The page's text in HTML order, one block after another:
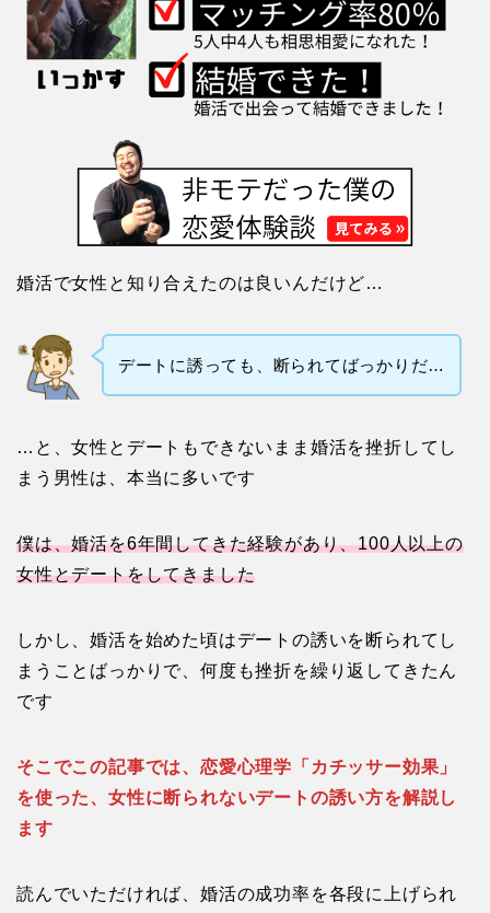
婚活で女性と知り合えたのは良いんだけど…
デートに誘っても、断られてばっかりだ…
…と、女性とデートもできないまま婚活を挫折してし
まう男性は、本当に多いです
僕は、婚活を6年間してきた経験があり、100人以上の
女性とデートをしてきました
しかし、婚活を始めた頃はデートの誘いを断られてし
まうことばっかりで、何度も挫折を繰り返してきたん
です
そこでこの記事では、恋愛心理学「カチッサー効果」
を使った、女性に断られないデートの誘い方を解説し
ます
読んでいただければ、婚活の成功率を各段に上げられ